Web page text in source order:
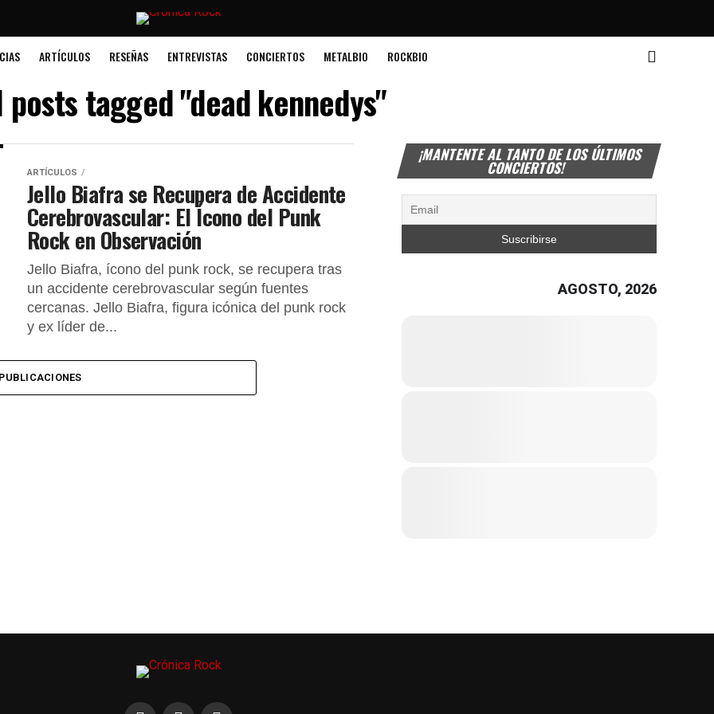
ARTÍCULOS RESEÑAS ENTREVISTAS CONCIERTOS METALBIO ROCKBIO
tagged "dead kennedys"
ARTÍCULOS
Jello Biafra se Recupera de Accidente
Cerebrovascular: El Ícono del Punk
Rock en Observación
Jello Biafra, ícono del punk rock, se recupera tras
un accidente cerebrovascular según fuentes
cercanas. Jello Biafra, figura icónica del punk rock
y ex líder de...
¡MANTENTE AL TANTO DE LOS ÚLTIMOS
CONCIERTOS!
AGOSTO, 2026